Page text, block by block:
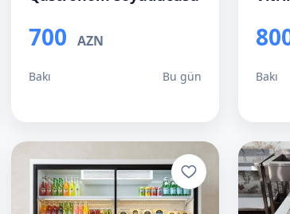
700 AZN
Bakı Bu gün Bakı